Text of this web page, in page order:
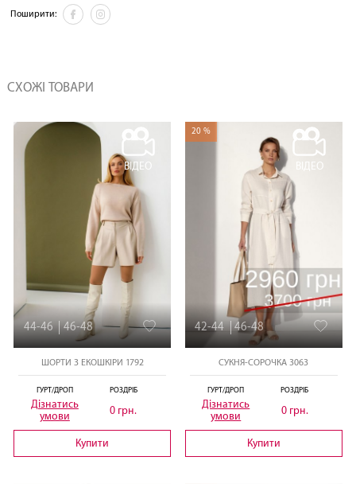
Поширити:
СХОЖІ ТОВАРИ
ВІДЕО
44-46 46-48
ШОРТИ З ЕКОШКІРИ 1792
ГУРТ/ДРОП
Дізнатись
умови
РОЗДРІБ
0 грн.
Купити
20 %
ВІДЕО
42-44 46-48
СУКНЯ-СОРОЧКА 3063
ГУРТ/ДРОП
Дізнатись
умови
РОЗДРІБ
0 грн.
Купити